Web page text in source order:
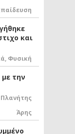
και
, Φυσική
την
Πλανήτης
Άρης